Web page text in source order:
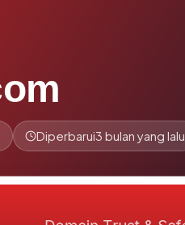
Diperbarui3 bulan yang lalu